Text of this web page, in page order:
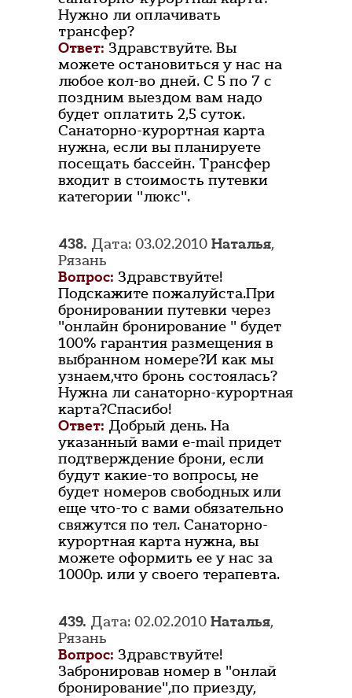
Нужно ли оплачивать
трансфер?
Ответ: Здравствуйте. Вы
можете остановиться у нас на
любое кол-во дней. С 5 по 7 с
поздним выездом вам надо
будет оплатить 2,5 суток.
Санаторно-курортная карта
нужна, если вы планируете
посещать бассейн. Трансфер
входит в стоимость путевки
категории "люкс".
438. Дата: 03.02.2010 Наталья,
Рязань
Вопрос: Здравствуйте!
Подскажите пожалуйста.При
бронировании путевки через
"онлайн бронирование " будет
100% гарантия размещения в
выбранном номере?И как мы
узнаем,что бронь состоялась?
Нужна ли санаторно-курортная
карта?Спасибо!
Ответ: Добрый день. На
указанный вами e-mail придет
подтверждение брони, если
будут какие-то вопросы, не
будет номеров свободных или
еще что-то с вами обязательно
свяжутся по тел. Санаторно-
курортная карта нужна, вы
можете оформить ее у нас за
1000р. или у своего терапевта.
439. Дата: 02.02.2010 Наталья,
Рязань
Вопрос: Здравствуйте!
Забронировав номер в "онлай
бронирование",по приезду,